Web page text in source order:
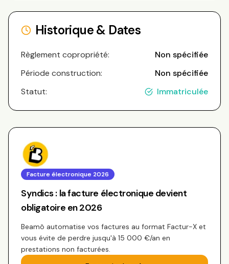
Historique & Dates
Règlement copropriété:
Non spécifiée
Période construction:
Non spécifiée
Statut:
Immatriculée
Facture électronique 2026
Syndics : la facture électronique devient
obligatoire en 2026
Beamô automatise vos factures au format Factur-X et
vous évite de perdre jusqu'à 15 000 €/an en
prestations non facturées.